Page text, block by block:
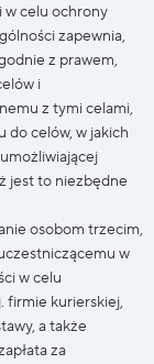
w celu ochrony
zapewnia,
z prawem,
i
z tymi celami,
do celów, w jakich
jest to niezbędne
osobom trzecim,
w
w celu
firmie kurierskiej,
a także
za